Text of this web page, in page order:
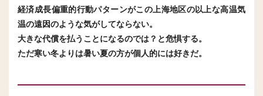
経済成長偏重的行動パターンがこの上海地区の以上な高温気
温の遠因のような気がしてならない。
大きな代償を払うことになるのでは？と危惧する。
ただ寒い冬よりは暑い夏の方が個人的には好きだ。